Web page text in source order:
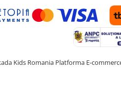
Kids Romania Platforma E-